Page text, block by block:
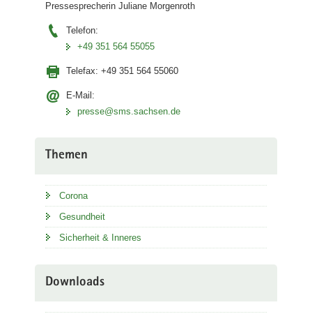
Pressesprecherin Juliane Morgenroth
Telefon:
+49 351 564 55055
Telefax: +49 351 564 55060
E-Mail:
presse@sms.sachsen.de
Themen
Corona
Gesundheit
Sicherheit & Inneres
Downloads